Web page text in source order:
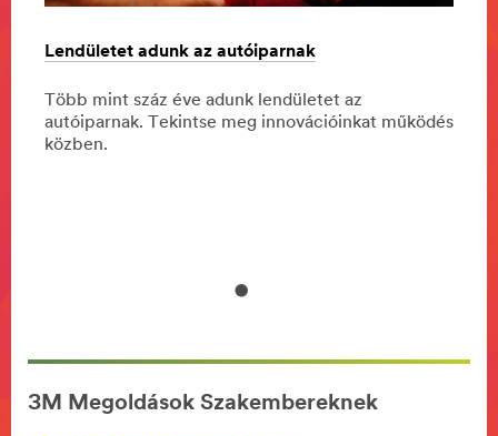
Lendületet adunk az autóiparnak
Több mint száz éve adunk lendületet az
autóiparnak. Tekintse meg innovációinkat működés
közben.
3M Megoldások Szakembereknek